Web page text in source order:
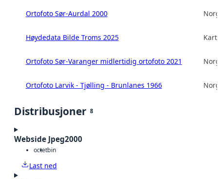
Ortofoto Sør-Aurdal 2000
Høydedata Bilde Troms 2025
Ortofoto Sør-Varanger midlertidig ortofoto 2021
Ortofoto Larvik - Tjølling - Brunlanes 1966
Distribusjoner 8
Webside Jpeg2000
octetbin
Last ned